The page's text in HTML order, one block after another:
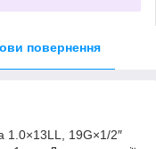
повернення
1.0×13LL, 19G×1/2″